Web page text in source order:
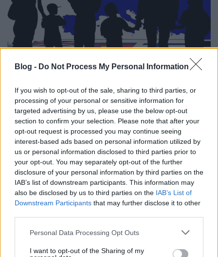
Blog - Do Not Process My Personal Information
If you wish to opt-out of the sale, sharing to third parties, or
processing of your personal or sensitive information for
targeted advertising by us, please use the below opt-out
section to confirm your selection. Please note that after your
opt-out request is processed you may continue seeing
interest-based ads based on personal information utilized by
us or personal information disclosed to third parties prior to
your opt-out. You may separately opt-out of the further
disclosure of your personal information by third parties on the
IAB’s list of downstream participants. This information may
also be disclosed by us to third parties on the IAB’s List of
Downstream Participants that may further disclose it to other
Please note that this website/app uses one or more Google
not limited to your visit or usage behaviour. You may click to
Personal Data Processing Opt Outs
I want to opt-out of the Sharing of my
A határátkelő társa
Határátkelő•2018. június 13.
A külföldi munka nem csak azt állítja komoly kihívás
elé, aki nagy levegőt véve belevág, hanem a
partnerét is, függetlenül attól, hogy vele tart, vagy
éppen Magyarországon marad. Ők a határátkelés
sokszor meg nem énekelt hősei. Ha neked is
határátkelő a társad, esetleg…